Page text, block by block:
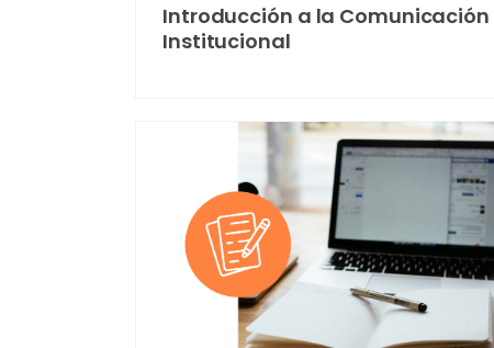
Introducción a la Comunicación
Institucional